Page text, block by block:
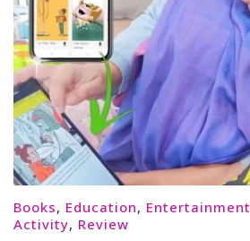
Books, Education, Entertainment
Activity, Review